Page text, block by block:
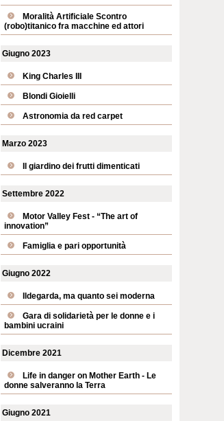
Moralità Artificiale Scontro
(robo)titanico fra macchine ed attori
Giugno 2023
King Charles III
Blondi Gioielli
Astronomia da red carpet
Marzo 2023
Il giardino dei frutti dimenticati
Settembre 2022
Motor Valley Fest - “The art of
innovation”
Famiglia e pari opportunità
Giugno 2022
Ildegarda, ma quanto sei moderna
Gara di solidarietà per le donne e i
bambini ucraini
Dicembre 2021
Life in danger on Mother Earth - Le
donne salveranno la Terra
Giugno 2021